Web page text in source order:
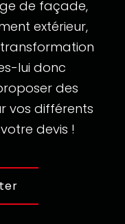
de façade,
extérieur,
lui donc
des
vos différents
devis !